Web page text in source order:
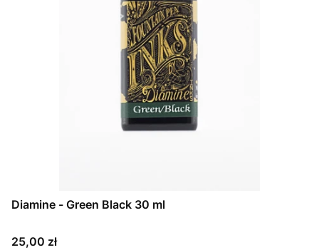
Diamine - Green Black 30 ml
Cena
25,00 zł